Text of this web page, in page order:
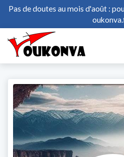
Pas de doutes au mois d'août :